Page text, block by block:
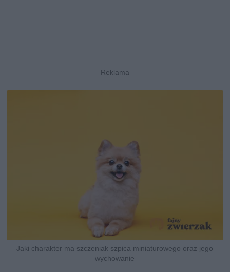
Jaki charakter ma szczeniak szpica miniaturowego oraz jego
wychowanie